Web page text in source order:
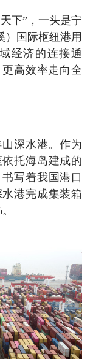
下”，一头是宁
）国际枢纽港用
经济的连接通
高效率走向全
深水港。作为
托海岛建成的
写着我国港口
港完成集装箱